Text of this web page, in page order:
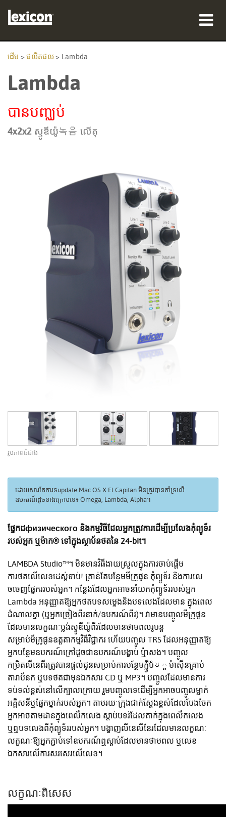
ផលិតផល
ដើម >ផលិតផល> Lambda
Lambda
បានបញ្ឈប់
4x2x2 ស្ទូឌីយ៉ូ녹음 លើតុ
រូបភាពធំជាង
ដោយសារតែការទupdate Mac OS X El Capitan មិនត្រូវបានគាំទ្រលើ
ឧបករណ៍ដូចខាងក្រោមទេ៖ Omega, Lambda, Alpha។
ផ្នែកដфизического និងកម្មវិធីដែលអ្នកត្រូវការដើម្បីប្រលែងកុំព្យូទ័រ
របស់អ្នក ឬម៉ាក® ទៅក្នុងស្ថាប័នថតនៃ 24-bit។
LAMBDA Studio™។ មិនមានវិធីងាយស្រួលក្នុងការចាប់ផ្តើម
ការថតលើលេខដេស្ក់ទាប់! គ្រាន់តែបន្ថែមមីក្រូផូន កុំព្យូទ័រ និងការលេ
ចចេញផ្នែកររបស់អ្នក។ កន្លែងដែលអ្នកអាចនាំយកកុំព្យូទ័ររបស់អ្នក
Lambda អនុញ្ញាតឱ្យអ្នកថតបទសម្លេងនិងបទលេងដែលមាន ក្នុងពេល
ដំណាលគ្នា (ឬអ្នកច្រៀងពីរនាក់/ឧបករណ៍ពីរ)។ វាមានបញ្ចូលមីក្រូផូន
ដែលមានលក្ខណៈប្លង់ស្ទូឌីយ៉ូពីរដែលមានថាមពលរូបន្ត
សម្រាប់មីក្រូផូនឧត្តតាកម្មវិធីវិជ្ជាករ ហើយបញ្ចូល TRS ដែលអនុញ្ញាតឱ្យ
អ្នកបន្ថែមឧបករណ៍ក្រៅដូចជាឧបករណ៍បង្ហាប់ ឬ៉ាសង។ បញ្ចូល
កម្រិតលីនេពីរត្រូវបានផ្តល់ជូនសម្រាប់ការបន្ថែមក្ល្វីបోర្ដ ម៉ាស៊ីនគ្រាប់
តារាប័នក ឬបទថតជាមុនឯកសារ CD ឬ MP3។ បញ្ចូលដែលមានការ
ទប់ទល់ខ្ពស់នៅលើក្បាលក្រោយ រួមបញ្ចូលទេដើម្បីអ្នកអាចបញ្ចូលម្ជាក់
អគ្គិសនីឬផ្នែកម្នាក់របស់អ្នក។ តាមរយៈក្រុងជាក់ស្តែងខ្ពស់ដែលបែងចែក
អ្នកអាចតាមដានក្នុងពេលឹកលេង ស្តាប់បទរ់ដែលគាក់ក្នុងពេលឹកលេង
ឬឮបទលេងពីកុំព្យូទ័ររបស់អ្នក។ បង្ហាញលីនេលីនែរដែលមានលក្ខណៈ
លក្ខណៈឱ្យអ្នកភ្ជាប់ទៅឧបករណ៍ឮស្តាប់ដែលមានថាមពល ឬលេខ
ឯកសារលើការសរសេរលើលេខ។
លក្ខណៈពិសេស